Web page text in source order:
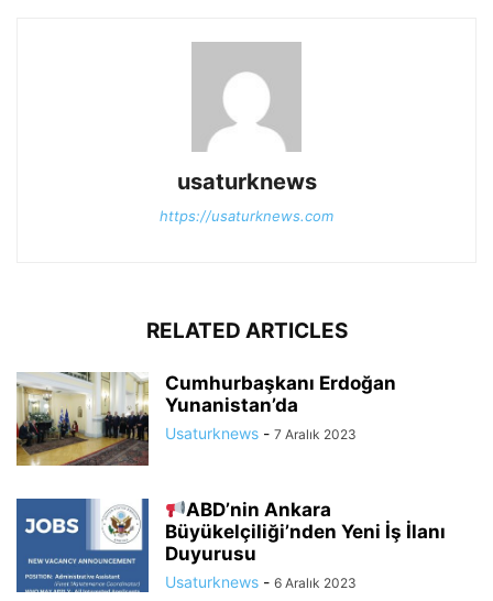
usaturknews
https://usaturknews.com
RELATED ARTICLES
Cumhurbaşkanı Erdoğan
Yunanistan’da
Usaturknews - 7 Aralık 2023
ABD’nin Ankara
Büyükelçiliği’nden Yeni İş İlanı
Duyurusu
Usaturknews - 6 Aralık 2023